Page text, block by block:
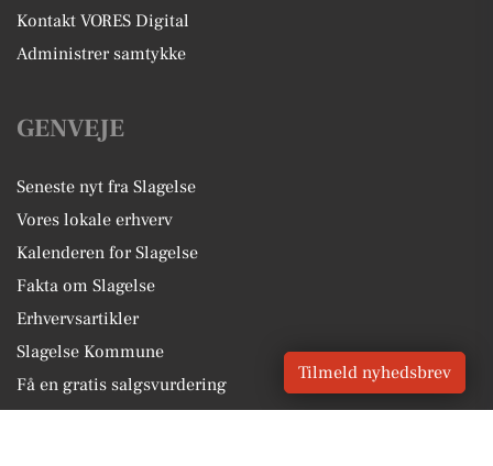
Kontakt VORES Digital
Administrer samtykke
GENVEJE
Seneste nyt fra Slagelse
Vores lokale erhverv
Kalenderen for Slagelse
Fakta om Slagelse
Erhvervsartikler
Slagelse Kommune
Få en gratis salgsvurdering
Tilmeld nyhedsbrev